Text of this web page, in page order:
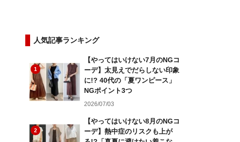
人気記事ランキング
1
【やってはいけない7月のNGコ
ーデ】太見えでだらしない印象
に!? 40代の「夏ワンピース」
NGポイント3つ
2026/07/03
2
【やってはいけない8月のNGコ
ーデ】熱中症のリスクも上が